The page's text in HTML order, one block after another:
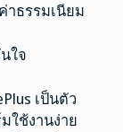
าธรรมเนียม
ใจ
เป็นตัว
ใช้งานง่าย